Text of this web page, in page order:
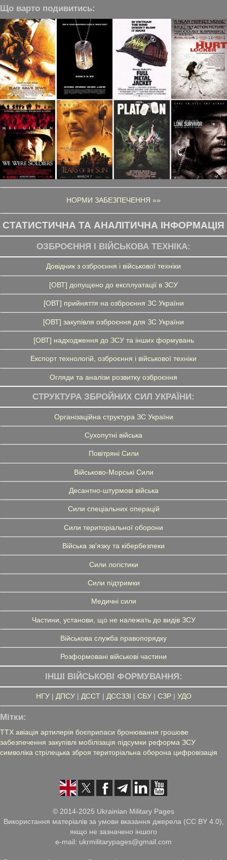
Що варто подивитись:
НОРМИ ЗАБЕЗПЕЧЕННЯ »»
СТАТИСТИЧНА ТА АНАЛІТИЧНА ІНФОРМАЦІЯ
ОЗБРОЄННЯ І ВІЙСЬКОВА ТЕХНІКА:
Довідник з озброєння і військової техніки
[ОВТ] допущено до експлуатації в ЗСУ
[ОВТ] прийняття на озброєння ЗС України
[ОВТ] закупівля озброєння для ЗС України
[ОВТ] надходження до ЗСУ та інших формувань
Експорт технологій, озброєння і військової техніки
Огляди та аналізи розвитку озброєння
СТРУКТУРА ЗБРОЙНИХ СИЛ УКРАЇНИ:
Організаційна структура ЗС України
Сухопутні війська
Повітряні Сили
Військово-Морські Сили
Десантно-штурмові війська
Сили спеціальних операцій
Сили територіальної оборони
Війська зв'язку та кібербезпеки
Сили логістики
Сили підтримки
Медичні сили
Частини, установи, що не належать до видів ЗСУ
Військова служба правопорядку
Розформовані військові частини
ІНШІ ВІЙСЬКОВІ ФОРМУВАННЯ:
НГУ| ДПСУ| ДССТ| ДССЗЗІ | СБУ| СЗР| УДО
Мітки:
ТТХ авіація артилерія боєприпаси бронювання грошове
забезпечення закупівлі мобілізація підсумки реформа ЗСУ
символіка стрілецька зброя територіальна оборона цифровізація
© 2014-2025 Ukrainian Military Pages
Використання матеріалів за умови вказання джерела (CC BY 4.0),
якщо не зазначено іншого
e-mail: ukrmilitarypages@gmail.com